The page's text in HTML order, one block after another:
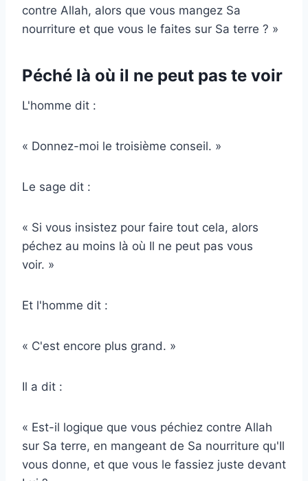
contre Allah, alors que vous mangez Sa
nourriture et que vous le faites sur Sa terre ? »
Péché là où il ne peut pas te voir
L'homme dit :
« Donnez-moi le troisième conseil. »
Le sage dit :
« Si vous insistez pour faire tout cela, alors
péchez au moins là où Il ne peut pas vous
voir. »
Et l'homme dit :
« C'est encore plus grand. »
Il a dit :
« Est-il logique que vous péchiez contre Allah
sur Sa terre, en mangeant de Sa nourriture qu'Il
vous donne, et que vous le fassiez juste devant